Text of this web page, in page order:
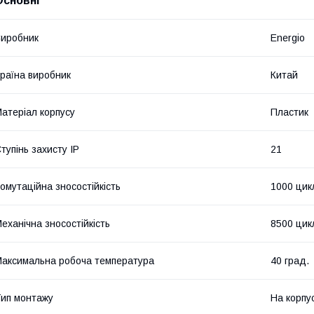
Energio
виробник Китай
корпусу Пластик
захисту IP 21
зносостійкість 1000
зносостійкість 8500
робоча температура 40 град.
монтажу На